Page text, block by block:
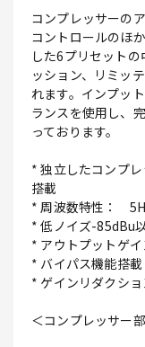
コンプレッサーの
コントロールのほ
した6プリセット
ッション、リミッ
れます。インプッ
ランスを使用し、
っております。
* 独立したコンプ
搭載
* 周波数特性：
* 低ノイズ-85dBu
* アウトプットゲ
* バイパス機能搭載
* ゲインリダクシ
＜コンプレッサー